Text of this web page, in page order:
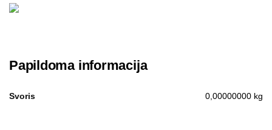
Papildoma informacija
Svoris 0,00000000 kg